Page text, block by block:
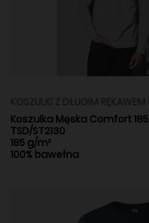
Koszulka Męska Comfort
TSD/ST2130
185 g/m²
100% bawełna